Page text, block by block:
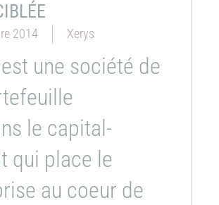
2014 Xerys
une société de
le capital-
qui place le
au coeur de